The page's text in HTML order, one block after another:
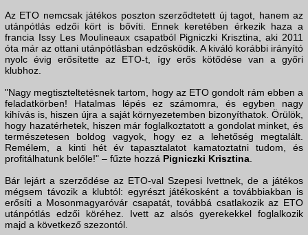
Az ETO nemcsak játékos poszton szerződtetett új tagot, hanem az
utánpótlás edzői kört is bővíti. Ennek keretében érkezik haza a
francia Issy Les Moulineaux csapatból Pigniczki Krisztina, aki 2011
óta már az ottani utánpótlásban edzősködik. A kiváló korábbi irányító
nyolc évig erősítette az ETO-t, így erős kötődése van a győri
klubhoz.
"Nagy megtiszteltetésnek tartom, hogy az ETO gondolt rám ebben a
feladatkörben! Hatalmas lépés ez számomra, és egyben nagy
kihívás is, hiszen újra a saját környezetemben bizonyíthatok. Örülök,
hogy hazatérhetek, hiszen már foglalkoztatott a gondolat minket, és
természetesen boldog vagyok, hogy ez a lehetőség megtalált.
Remélem, a kinti hét év tapasztalatot kamatoztatni tudom, és
profitálhatunk belőle!" – fűzte hozzá Pigniczki Krisztina.
Bár lejárt a szerződése az ETO-val Szepesi Ivettnek, de a játékos
mégsem távozik a klubtól: egyrészt játékosként a továbbiakban is
erősíti a Mosonmagyaróvár csapatát, továbbá csatlakozik az ETO
utánpótlás edzői köréhez. Ivett az alsós gyerekekkel foglalkozik
majd a következő szezontól.